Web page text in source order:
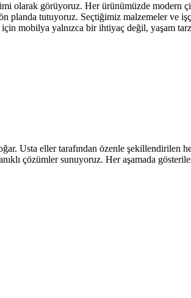
olarak görüyoruz. Her ürünümüzde modern
planda tutuyoruz. Seçtiğimiz malzemeler ve
mobilya yalnızca bir ihtiyaç değil, yaşam
Usta eller tarafından özenle
çözümler sunuyoruz. Her aşamada